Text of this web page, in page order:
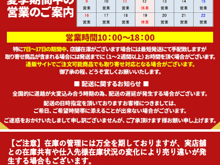
【ご注意】在庫の管理には万全を期しておりますが、実店舗
との在庫共有や仕入先様在庫状況の変化により売り違いが発
生する場合もございます。